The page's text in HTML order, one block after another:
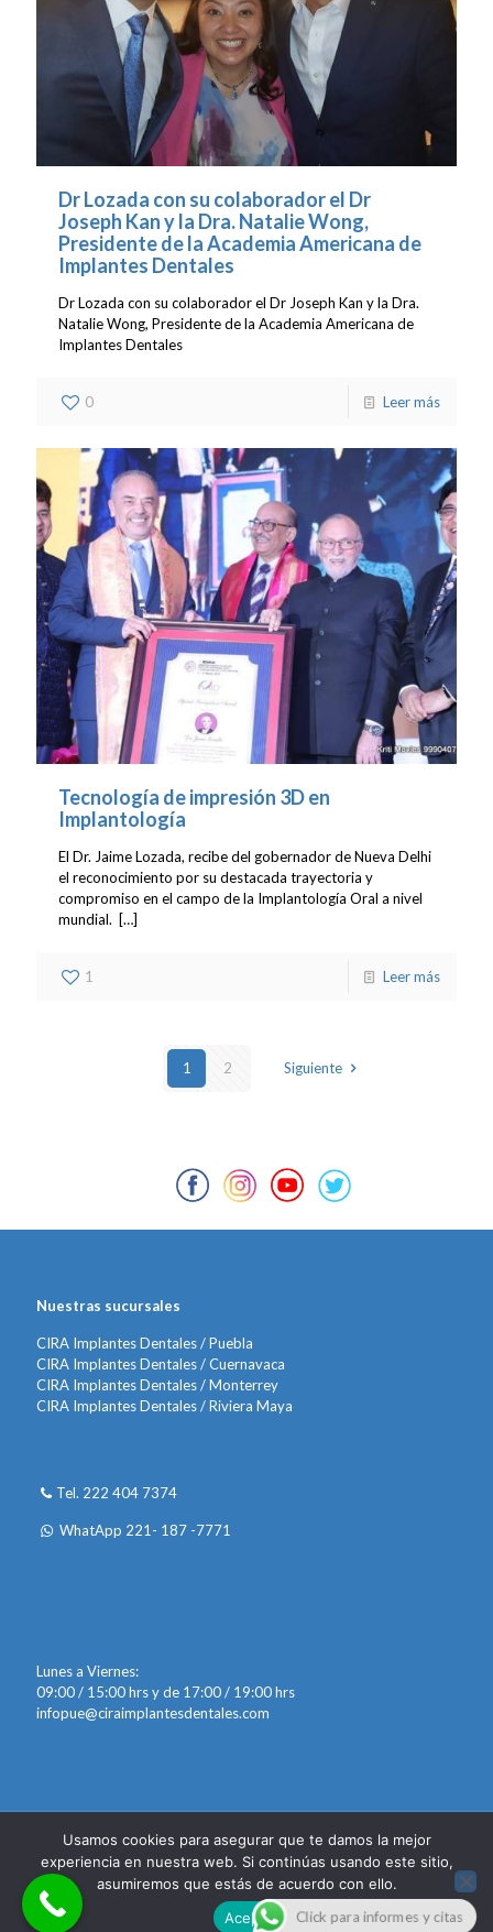
Dr Lozada con su colaborador el Dr
Joseph Kan y la Dra. Natalie Wong,
Presidente de la Academia Americana de
Implantes Dentales
Dr Lozada con su colaborador el Dr Joseph Kan y la Dra.
Natalie Wong, Presidente de la Academia Americana de
Implantes Dentales
0 Leer más
Tecnología de impresión 3D en
Implantología
El Dr. Jaime Lozada, recibe del gobernador de Nueva Delhi
el reconocimiento por su destacada trayectoria y
compromiso en el campo de la Implantología Oral a nivel
mundial. […]
1 Leer más
1 2 Siguiente
Nuestras sucursales
CIRA Implantes Dentales / Puebla
CIRA Implantes Dentales / Cuernavaca
CIRA Implantes Dentales / Monterrey
CIRA Implantes Dentales / Riviera Maya
Tel. 222 404 7374
WhatApp 221- 187 -7771
Lunes a Viernes:
09:00 / 15:00 hrs y de 17:00 / 19:00 hrs
infopue@ciraimplantesdentales.com
©2024 CIRA DR JAIME LOZADA | Puesto en línea por
Click para informes y citas
Usamos cookies para asegurar que te damos la mejor
experiencia en nuestra web. Si continúas usando este sitio,
asumiremos que estás de acuerdo con ello.
Aceptar